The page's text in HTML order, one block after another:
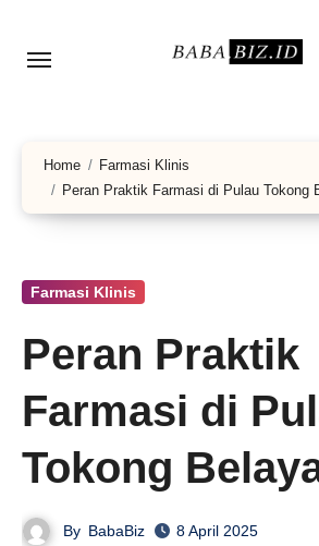
Home
Farmasi Klinis
Peran Praktik Farmasi di Pulau Tokong
Farmasi Klinis
Peran Praktik
Farmasi di
Tokong
By BabaBiz
8 April 2025